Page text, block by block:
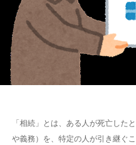
「相続」とは、ある人が死亡した
や義務）を、特定の人が引き継ぐ